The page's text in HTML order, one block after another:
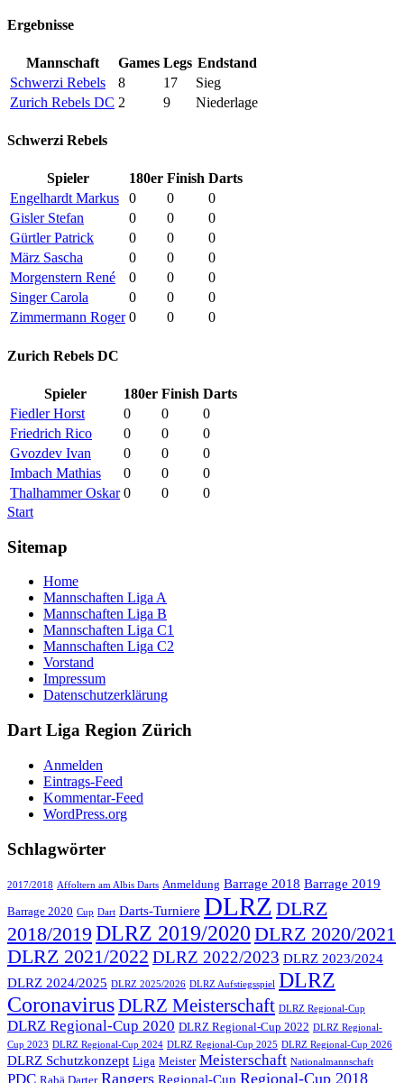
Ergebnisse
Mannschaft Games Legs Endstand
Schwerzi Rebels
8 17
Sieg
Zurich Rebels DC 2 9 Niederlage
Schwerzi Rebels
Spieler 180er Finish Darts
Engelhardt Markus
0 0
0
Gisler Stefan
0 0
0
Gürtler Patrick
0 0
0
März Sascha
0 0
0
Morgenstern René
0 0
0
Singer Carola
0 0
0
Zimmermann Roger 0 0 0
Zurich Rebels DC
Spieler 180er Finish Darts
Fiedler Horst
0 0
0
Friedrich Rico
0 0
0
Gvozdev Ivan
0 0
0
Imbach Mathias
0 0
0
Thalhammer Oskar 0 0
0
Start
Sitemap
Home
Mannschaften Liga A
Mannschaften Liga B
Mannschaften Liga C1
Mannschaften Liga C2
Vorstand
Impressum
Datenschutzerklärung
Dart Liga Region Zürich
Anmelden
Eintrags-Feed
Kommentar-Feed
WordPress.org
Schlagwörter
2017/2018 Affoltern am Albis Darts Anmeldung Barrage 2018 Barrage 2019
Barrage 2020 Cup Dart Darts-Turniere DLRZ DLRZ
2018/2019 DLRZ 2019/2020 DLRZ 2020/2021
DLRZ 2021/2022 DLRZ 2022/2023 DLRZ 2023/2024
DLRZ 2024/2025 DLRZ 2025/2026 DLRZ Aufstiegsspiel DLRZ
CoronavirusDLRZ Meisterschaft DLRZ Regional-Cup
DLRZ Regional-Cup 2020 DLRZ Regional-Cup 2022 DLRZ Regional-
Cup 2023 DLRZ Regional-Cup 2024 DLRZ Regional-Cup 2025 DLRZ Regional-Cup 2026
DLRZ Schutzkonzept Liga Meister Meisterschaft Nationalmannschaft
PDC Rabä Darter Rangers Regional-Cup Regional-Cup 2018